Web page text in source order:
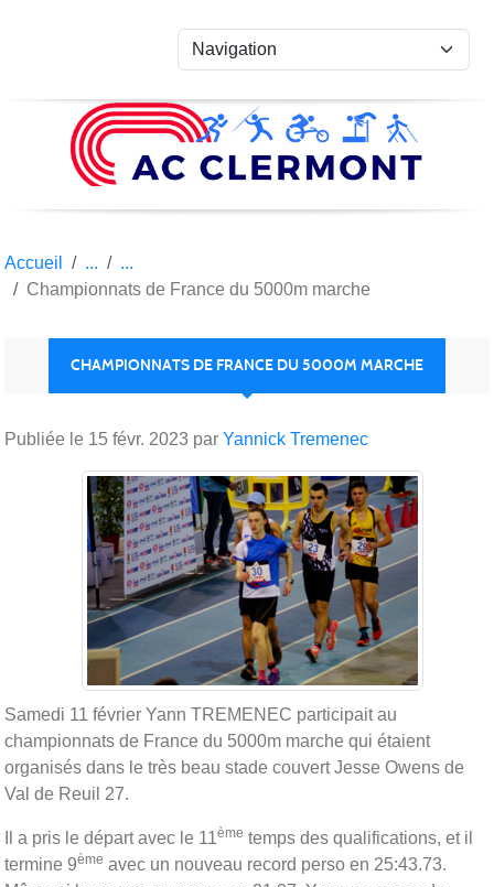
Accueil
Championnats de France du 5000m marche
CHAMPIONNATS DE FRANCE DU 5000M MARCHE
Publiée le 15 févr. 2023 par Yannick Tremenec
Samedi 11 février Yann TREMENEC participait au
championnats de France du 5000m marche qui étaient
organisés dans le très beau stade couvert Jesse Owens de
Val de Reuil 27.
Il a pris le départ avec le 11ème temps des qualifications, et il
termine 9ème avec un nouveau record perso en 25:43.73.